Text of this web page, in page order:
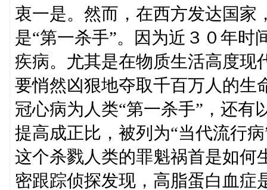
衷一是。然而，在西方发达国家
是“第一杀手”。因为近３０年时
疾病。尤其是在物质生活高度现
要悄然凶狠地夺取千百万人的生
冠心病为人类“第一杀手”，还有
提高成正比，被列为“当代流行病
这个杀戮人类的罪魁祸首是如何
密跟踪侦探发现，高脂蛋白血症